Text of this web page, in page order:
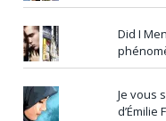
Did I
Je vous
d’Émilie